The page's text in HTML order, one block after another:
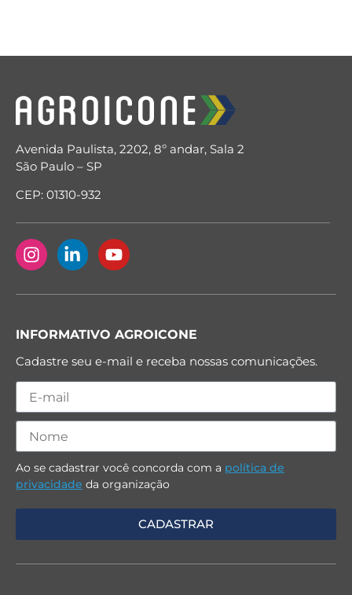
Avenida Paulista, 2202, 8º andar, Sala 2
São Paulo – SP
CEP: 01310-932
INFORMATIVO AGROICONE
Cadastre seu e-mail e receba nossas comunicações.
Ao se cadastrar você concorda com a política de
privacidade da organização